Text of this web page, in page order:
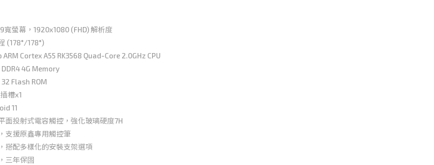
螢幕，1920x1080 (FHD) 解析度
(178°/178°)
Cortex A55 RK3568 Quad-Core 2.0GHz CPU
4G Memory
Flash ROM
槽x1
11
面投射式電容觸控，強化玻璃硬度7H
支援原鑫專用觸控筆
搭配多樣化的安裝支架選項
三年保固